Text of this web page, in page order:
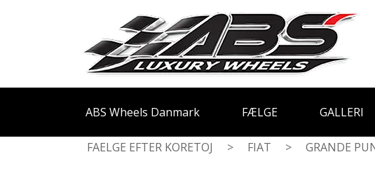
ABS Wheels Danmark FÆLGE GALLERI
FAELGE EFTER KORETOJ > FIAT > GRANDE